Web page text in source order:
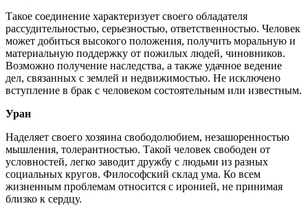
Такое соединение характеризует своего обладателя
рассудительностью, серьезностью, ответственностью. Человек
может добиться высокого положения, получить моральную и
материальную поддержку от пожилых людей, чиновников.
Возможно получение наследства, а также удачное ведение
дел, связанных с землей и недвижимостью. Не исключено
вступление в брак с человеком состоятельным или известным.
Уран
Наделяет своего хозяина свободолюбием, незашоренностью
мышления, толерантностью. Такой человек свободен от
условностей, легко заводит дружбу с людьми из разных
социальных кругов. Философский склад ума. Ко всем
жизненным проблемам относится с иронией, не принимая
близко к сердцу.